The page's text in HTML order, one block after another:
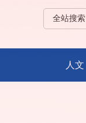
全站搜索
人文